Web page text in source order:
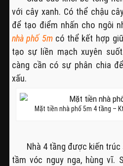
với cây xanh. Có thể chậu
để tạo điểm nhấn cho ngôi
nhà phố 5mcó thể kết hợp
tạo sự liền mạch xuyên
càng cần có sự phân chia
xấu.
Mặt tiền nhà phố 5m 4 tầng –
Nhà 4 tầng được kiến
tầm vóc nguy nga, hùng vĩ.